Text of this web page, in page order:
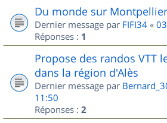
Du monde sur
Dernier message par FIFI34 «
Réponses : 1
Propose des randos VTT
dans la région d'Alès
Dernier message par
11:50
Réponses : 2